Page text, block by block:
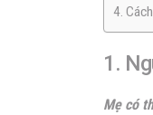
4.
1.
Mẹ có